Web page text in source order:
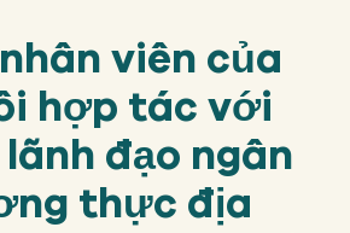
viên của
hợp tác với
đạo ngân
thực địa